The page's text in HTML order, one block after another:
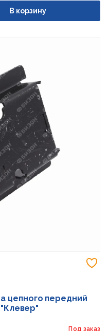
В корзину
цепного передний
Под заказ